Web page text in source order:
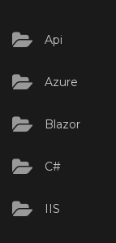
Api
Azure
Blazor
C#
IIS